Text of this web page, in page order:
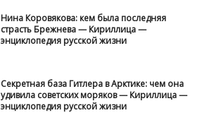
Нина Коровякова: кем была последняя
страсть Брежнева — Кириллица —
энциклопедия русской жизни
Секретная база Гитлера в Арктике: чем она
удивила советских моряков — Кириллица —
энциклопедия русской жизни